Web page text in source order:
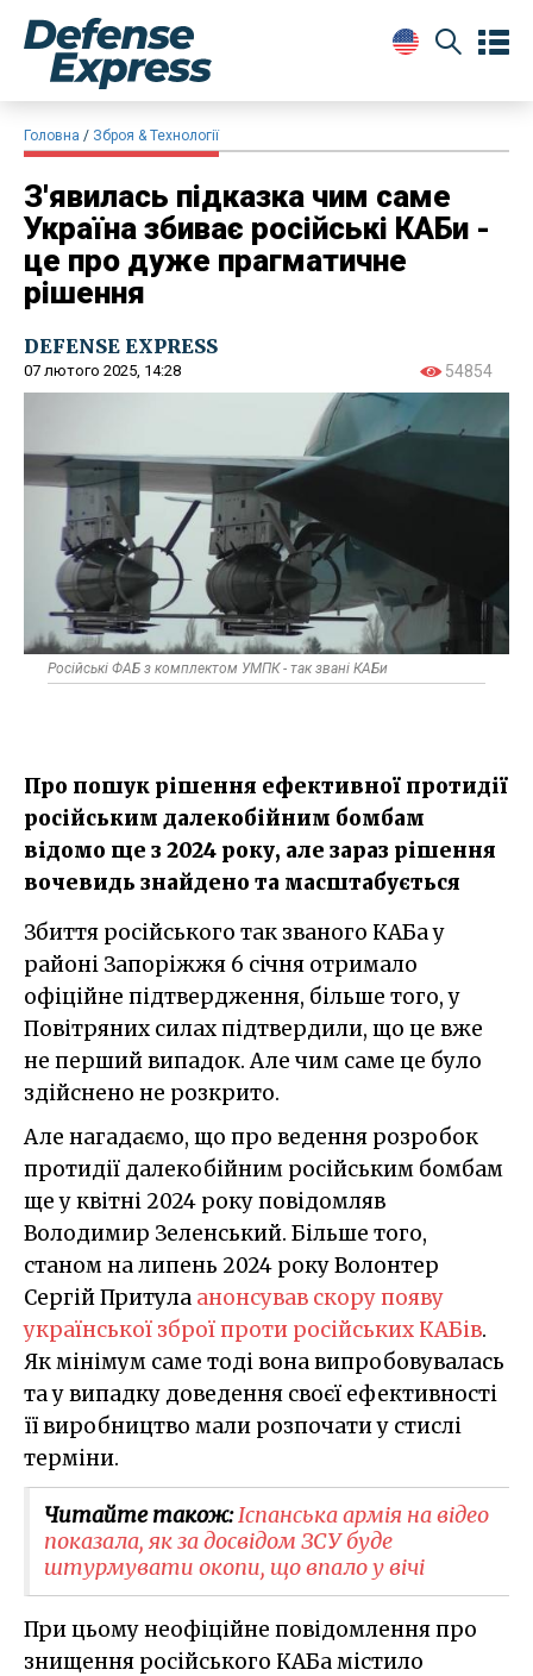
Головна Зброя & Технології
З'явилась підказка чим саме
Україна збиває російські КАБи -
це про дуже прагматичне
рішення
DEFENSE EXPRESS
07 лютого 2025, 14:28 54854
Російські ФАБ з комплектом УМПК - так звані КАБи
Про пошук рішення ефективної протидії
російським далекобійним бомбам
відомо ще з 2024 року, але зараз рішення
вочевидь знайдено та масштабується
Збиття російського так званого КАБа у
районі Запоріжжя 6 січня отримало
офіційне підтвердження, більше того, у
Повітряних силах підтвердили, що це вже
не перший випадок. Але чим саме це було
здійснено не розкрито.
Але нагадаємо, що про ведення розробок
протидії далекобійним російським бомбам
ще у квітні 2024 року повідомляв
Володимир Зеленський. Більше того,
станом на липень 2024 року Волонтер
Сергій Притула анонсував скору появу
української зброї проти російських КАБів.
Як мінімум саме тоді вона випробовувалась
та у випадку доведення своєї ефективності
її виробництво мали розпочати у стислі
терміни.
Читайте також:Іспанська армія на відео
показала, як за досвідом ЗСУ буде
штурмувати окопи, що впало у вічі
При цьому неофіційне повідомлення про
знищення російського КАБа містило